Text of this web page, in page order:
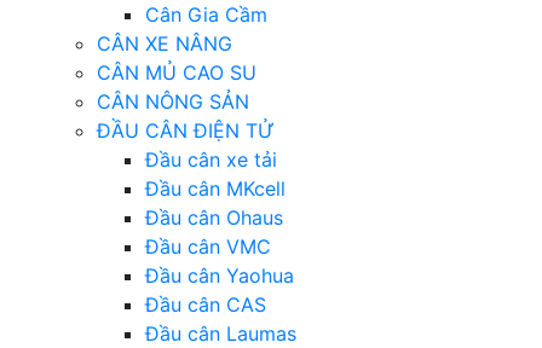
Cân Gia Cầm
CÂN XE NÂNG
CÂN MỦ CAO SU
CÂN NÔNG SẢN
ĐẦU CÂN ĐIỆN TỬ
Đầu cân xe tải
Đầu cân MKcell
Đầu cân Ohaus
Đầu cân VMC
Đầu cân Yaohua
Đầu cân CAS
Đầu cân Laumas